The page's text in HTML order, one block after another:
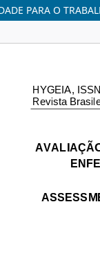
PARA O